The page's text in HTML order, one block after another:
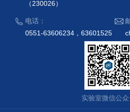
（230026）
电话：
0551-63606234，63601525
实验室微信公